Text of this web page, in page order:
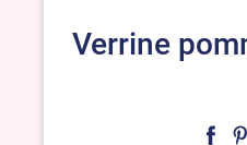
Verrine